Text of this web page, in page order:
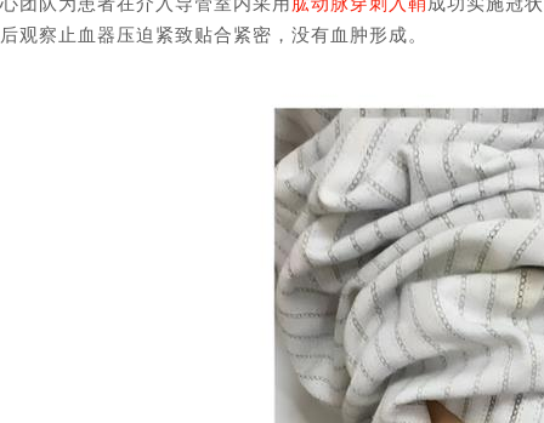
后观察止血器压迫紧致贴合紧密，没有血肿形成。